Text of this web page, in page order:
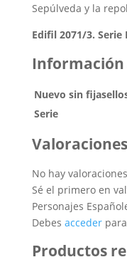
Sepúlveda y la
Edifil 2071/3. Serie
Nuevo sin
Serie
Valoraciones
No hay
Sé el primero en
Personajes
Debes accederpara
Productos